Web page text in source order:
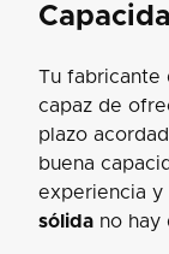
Tu fabricante
capaz de
plazo
buena
experiencia y
sólida no hay